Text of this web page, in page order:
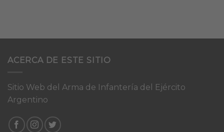
ACERCA DE ESTE SITIO
Sitio Web del Arma de Infantería del Ejército
Argentino